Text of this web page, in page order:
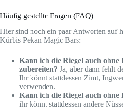
Häufig gestellte Fragen (FAQ)
Hier sind noch ein paar Antworten auf
Kürbis Pekan Magic Bars:
Kann ich die Riegel auch
zubereiten? Ja, aber dann fehlt
Ihr könnt stattdessen Zimt,
verwenden.
Kann ich die Riegel auch ohne
ihr könnt stattdessen andere